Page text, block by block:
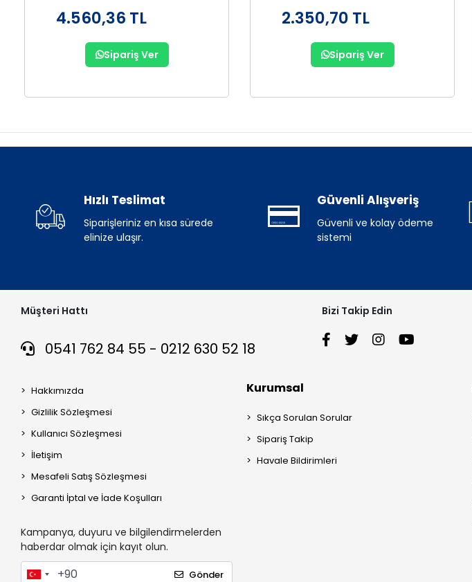
4.560,36 TL
Sipariş Ver
2.350,70 TL
Sipariş Ver
Hızlı Teslimat
Siparişleriniz en kısa sürede
elinize ulaşır.
Güvenli Alışveriş
Güvenli ve kolay ödeme
sistemi
Müşteri Hattı
0541 762 84 55 - 0212 630 52 18
Bizi Takip Edin
Hakkımızda
Gizlilik Sözleşmesi
Kullanıcı Sözleşmesi
İletişim
Mesafeli Satış Sözleşmesi
Garanti İptal ve İade Koşulları
Kampanya, duyuru ve bilgilendirmelerden
haberdar olmak için kayıt olun.
Gönder
Kurumsal
Sıkça Sorulan Sorular
Sipariş Takip
Havale Bildirimleri